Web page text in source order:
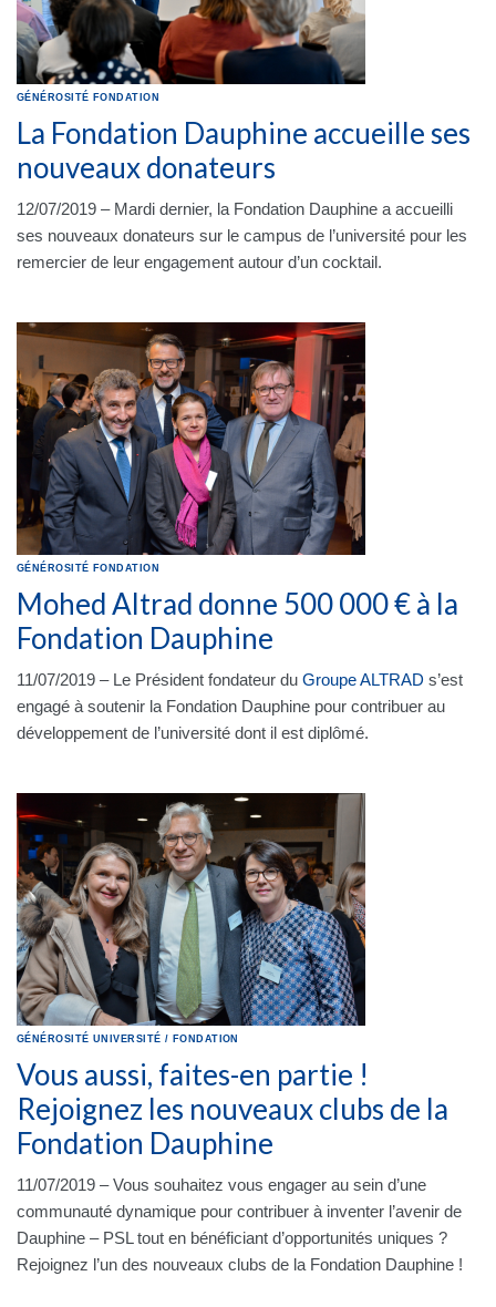
GÉNÉROSITÉ FONDATION
La Fondation Dauphine accueille ses
nouveaux donateurs
12/07/2019 – Mardi dernier, la Fondation Dauphine a accueilli
ses nouveaux donateurs sur le campus de l’université pour les
remercier de leur engagement autour d’un cocktail.
GÉNÉROSITÉ FONDATION
Mohed Altrad donne 500 000 € à la
Fondation Dauphine
11/07/2019 – Le Président fondateur du Groupe ALTRAD s’est
engagé à soutenir la Fondation Dauphine pour contribuer au
développement de l’université dont il est diplômé.
GÉNÉROSITÉ UNIVERSITÉ / FONDATION
Vous aussi, faites-en partie !
Rejoignez les nouveaux clubs de la
Fondation Dauphine
11/07/2019 – Vous souhaitez vous engager au sein d’une
communauté dynamique pour contribuer à inventer l’avenir de
Dauphine – PSL tout en bénéficiant d’opportunités uniques ?
Rejoignez l’un des nouveaux clubs de la Fondation Dauphine !